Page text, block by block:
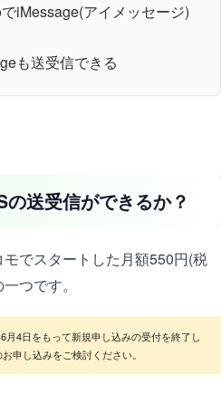
iMessage(アイメッセージ)
も送受信できる
送受信ができるか？
でスタートした月額550円(税
つです。
月4日をもって新規申し込みの受付を終了し
申し込みをご検討ください。